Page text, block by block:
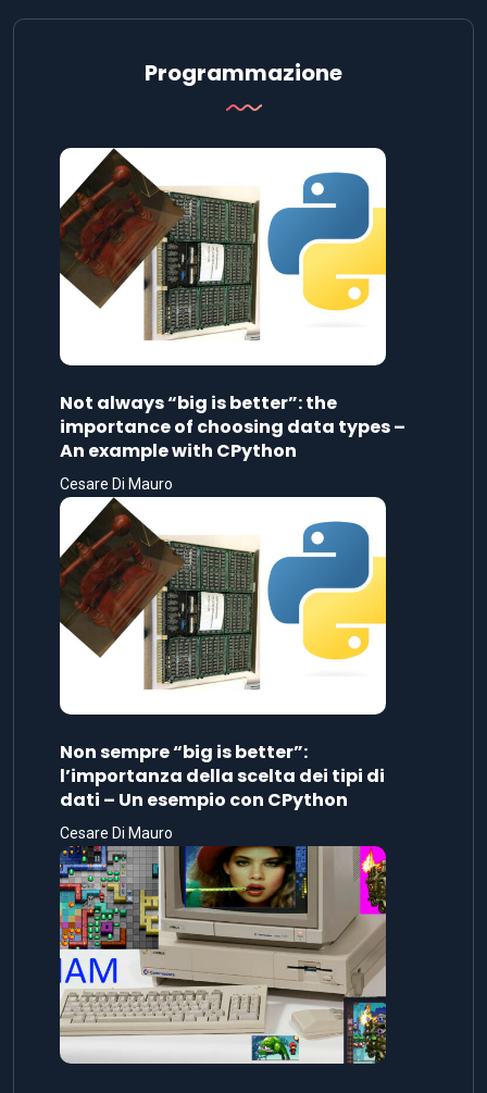
Programmazione
Not always “big is better”: the
importance of choosing data types –
An example with CPython
Cesare Di Mauro
Non sempre “big is better”:
l’importanza della scelta dei tipi di
dati – Un esempio con CPython
Cesare Di Mauro